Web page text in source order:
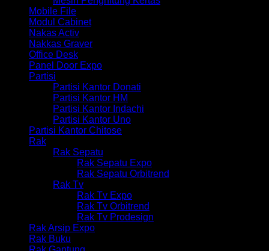
Mobile File
Modul Cabinet
Nakas Activ
Nakkas Graver
Office Desk
Panel Door Expo
Partisi
Partisi Kantor Donati
Partisi Kantor HM
Partisi Kantor Indachi
Partisi Kantor Uno
Partisi Kantor Chitose
Rak
Rak Sepatu
Rak Sepatu Expo
Rak Sepatu Orbitrend
Rak Tv
Rak Tv Expo
Rak Tv Orbitrend
Rak Tv Prodesign
Rak Arsip Expo
Rak Buku